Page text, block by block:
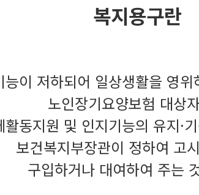
복지용구란
능이 저하되어 일상생활을 영
노인장기요양보험 대상
활동지원 및 인지기능의 유지·
보건복지부장관이 정하여 고
구입하거나 대여하여 주는